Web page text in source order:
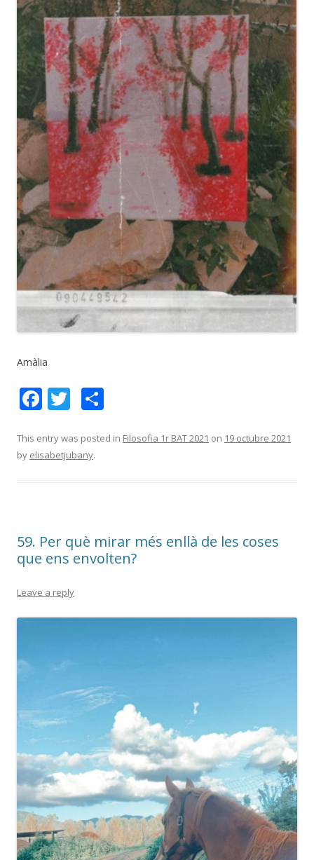
Amàlia
F
e
b
k
T
itt
er
m
ix
This entry was posted in Filosofia 1r BAT 2021 on 19 octubre 2021
by elisabetjubany.
59. Per què mirar més enllà de les coses
que ens envolten?
Leave a reply